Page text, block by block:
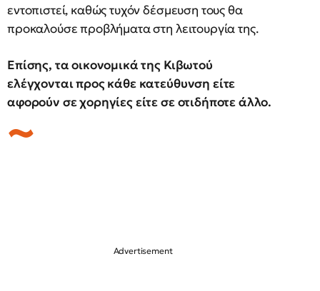
εντοπιστεί, καθώς τυχόν δέσμευση τους θα
προκαλούσε προβλήματα στη λειτουργία της.
Επίσης, τα οικονομικά της Κιβωτού
ελέγχονται προς κάθε κατεύθυνση είτε
αφορούν σε χορηγίες είτε σε οτιδήποτε άλλο.